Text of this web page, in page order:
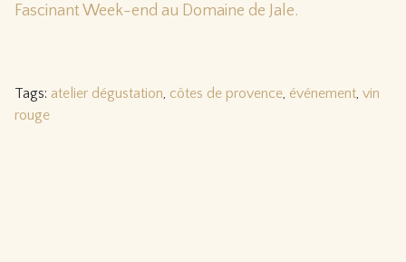
Fascinant Week-end au Domaine de Jale.
Tags: atelier dégustation, côtes de provence, événement, vin
rouge